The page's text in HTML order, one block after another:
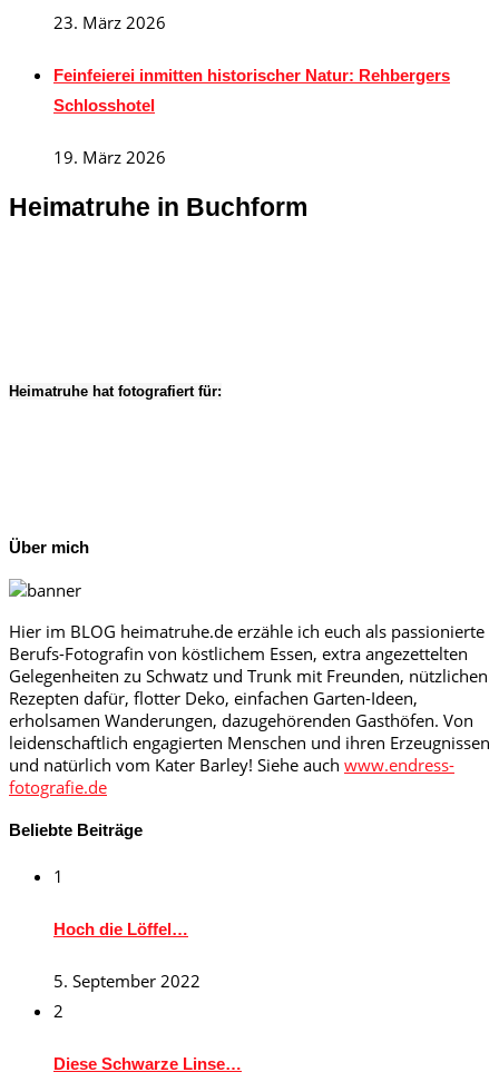
23. März 2026
Feinfeierei inmitten historischer Natur: Rehbergers
Schlosshotel
19. März 2026
Heimatruhe in Buchform
Heimatruhe hat fotografiert für:
Über mich
Hier im BLOG heimatruhe.de erzähle ich euch als passionierte
Berufs-Fotografin von köstlichem Essen, extra angezettelten
Gelegenheiten zu Schwatz und Trunk mit Freunden, nützlichen
Rezepten dafür, flotter Deko, einfachen Garten-Ideen,
erholsamen Wanderungen, dazugehörenden Gasthöfen. Von
leidenschaftlich engagierten Menschen und ihren Erzeugnissen
und natürlich vom Kater Barley! Siehe auch www.endress-
fotografie.de
Beliebte Beiträge
1
Hoch die Löffel…
5. September 2022
2
Diese Schwarze Linse…